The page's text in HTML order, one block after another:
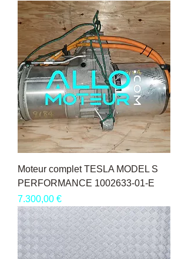
Moteur complet TESLA MODEL S
PERFORMANCE 1002633-01-E
Pris
7.300,00 €